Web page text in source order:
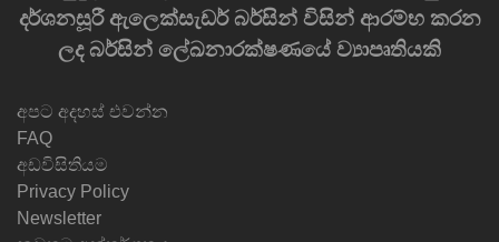
දර්ශනසූරී ඇලෙක්සැඩර් බර්සින් විසින් ආරම්භ කරන
ලද බර්සින් ලේඛනාරක්ෂණයේ ව්‍යාපෘතියකි
අපට අදහස් එවන්න
FAQ
අඩවිසිතියම
Privacy Policy
Newsletter